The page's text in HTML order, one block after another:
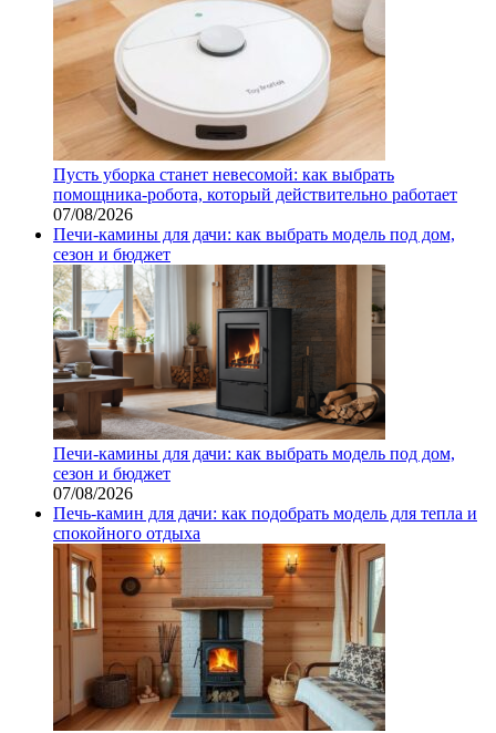
Пусть уборка станет невесомой: как выбрать
помощника‑робота, который действительно работает
07/08/2026
Печи-камины для дачи: как выбрать модель под дом,
сезон и бюджет
Печи-камины для дачи: как выбрать модель под дом,
сезон и бюджет
07/08/2026
Печь-камин для дачи: как подобрать модель для тепла и
спокойного отдыха